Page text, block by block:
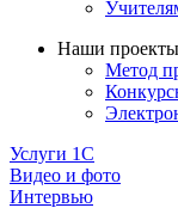
Наши проекты
Метод
Услуги 1C
Видео и фото
Интервью